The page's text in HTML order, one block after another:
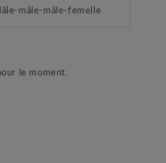
mâle-mâle-femelle
le moment.